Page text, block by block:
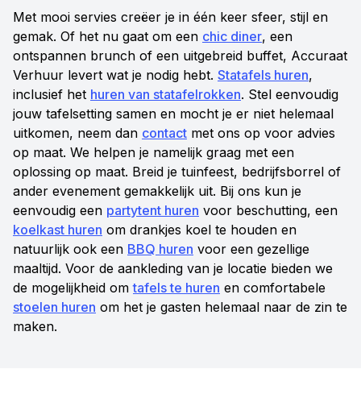
Met mooi servies creëer je in één keer sfeer, stijl en
gemak. Of het nu gaat om een chic diner, een
ontspannen brunch of een uitgebreid buffet, Accuraat
Verhuur levert wat je nodig hebt. Statafels huren,
inclusief het huren van statafelrokken. Stel eenvoudig
jouw tafelsetting samen en mocht je er niet helemaal
uitkomen, neem dan contact met ons op voor advies
op maat. We helpen je namelijk graag met een
oplossing op maat. Breid je tuinfeest, bedrijfsborrel of
ander evenement gemakkelijk uit. Bij ons kun je
eenvoudig een partytent huren voor beschutting, een
koelkast huren om drankjes koel te houden en
natuurlijk ook een BBQ huren voor een gezellige
maaltijd. Voor de aankleding van je locatie bieden we
de mogelijkheid omtafels te huren en comfortabele
stoelen huren om het je gasten helemaal naar de zin te
maken.